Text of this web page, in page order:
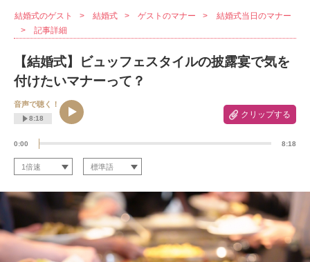
結婚式のゲスト 結婚式 ゲストのマナー
結婚式当日のマナー
記事詳細
【結婚式】ビュッフェスタイルの披露宴で気を
付けたいマナーって？
クリップする
音声で聴く！
8:18
0:00 8:18